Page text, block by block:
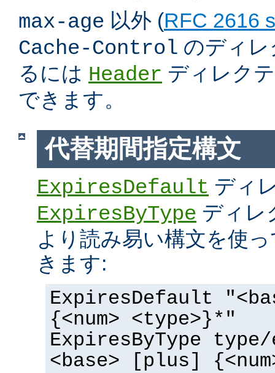
max-age 以外 (RFC 2616
Cache-Control のディ
るには Header ディレク
できます。
代替期間指定構文
ExpiresDefault ディ
ExpiresByType ディレ
より読み易い構文を使
きます:
ExpiresDefault
{<num> <type>}*"
ExpiresByType
<base> [plus]